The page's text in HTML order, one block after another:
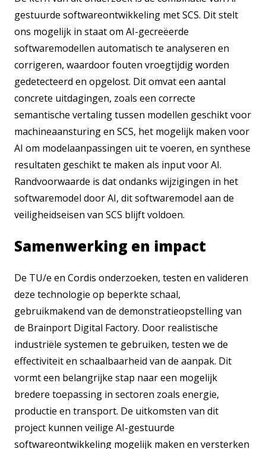
gestuurde softwareontwikkeling met SCS. Dit stelt
ons mogelijk in staat om AI-gecreëerde
softwaremodellen automatisch te analyseren en
corrigeren, waardoor fouten vroegtijdig worden
gedetecteerd en opgelost. Dit omvat een aantal
concrete uitdagingen, zoals een correcte
semantische vertaling tussen modellen geschikt voor
machineaansturing en SCS, het mogelijk maken voor
AI om modelaanpassingen uit te voeren, en synthese
resultaten geschikt te maken als input voor AI.
Randvoorwaarde is dat ondanks wijzigingen in het
softwaremodel door AI, dit softwaremodel aan de
veiligheidseisen van SCS blijft voldoen.
Samenwerking en impact
De TU/e en Cordis onderzoeken, testen en valideren
deze technologie op beperkte schaal,
gebruikmakend van de demonstratieopstelling van
de Brainport Digital Factory. Door realistische
industriële systemen te gebruiken, testen we de
effectiviteit en schaalbaarheid van de aanpak. Dit
vormt een belangrijke stap naar een mogelijk
bredere toepassing in sectoren zoals energie,
productie en transport. De uitkomsten van dit
project kunnen veilige AI-gestuurde
softwareontwikkeling mogelijk maken en versterken